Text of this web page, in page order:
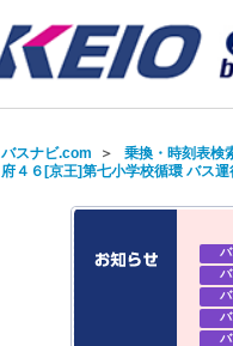
バスナビ.com ＞
乗換・時刻表検
府４６[京王]第七小学校循環 バス運